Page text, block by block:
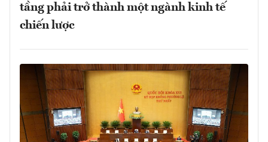
tầng phải trở thành một ngành kinh tế
chiến lược